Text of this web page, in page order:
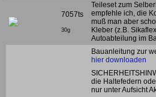
7057ts
30g
Teileset zum
empfehle ich, die
muß man aber
Kleber (z.B.
Autoabteilung im
Bauanleitung zur
hier downloaden
die Haltefedern
nur unter Aufsicht